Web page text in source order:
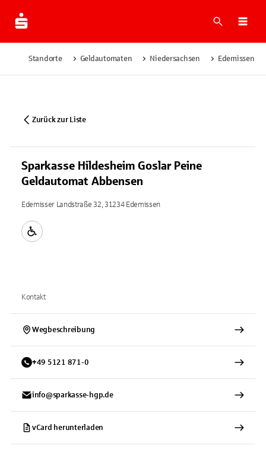
Suche
Standorte Geldautomaten Niedersachsen Edemissen
Zurück zur Liste
Sparkasse Hildesheim Goslar Peine
Geldautomat Abbensen
Edemisser Landstraße 32, 31234 Edemissen
Kontakt
Wegbeschreibung
+49 5121 871-0
info@sparkasse-hgp.de
vCard herunterladen